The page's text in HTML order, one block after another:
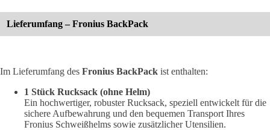
Lieferumfang – Fronius BackPack
Im Lieferumfang des Fronius BackPack ist enthalten:
1 Stück Rucksack (ohne Helm)
Ein hochwertiger, robuster Rucksack, speziell entwickelt für die
sichere Aufbewahrung und den bequemen Transport Ihres
Fronius Schweißhelms sowie zusätzlicher Utensilien.